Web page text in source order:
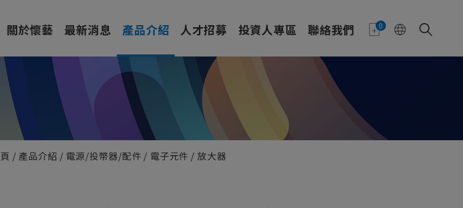
0
關於懷藝 最新消息 產品介紹 人才招募 投資人專區 聯絡我們
產品介紹 電源/投幣器/配件 電子元件 放大器